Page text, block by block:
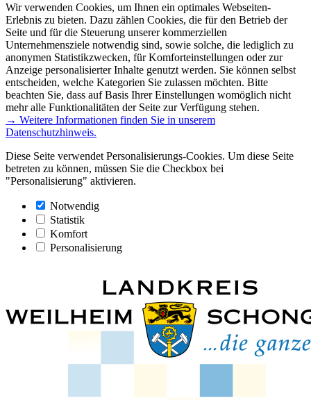
Wir verwenden Cookies, um Ihnen ein optimales Webseiten-
Erlebnis zu bieten. Dazu zählen Cookies, die für den Betrieb der
Seite und für die Steuerung unserer kommerziellen
Unternehmensziele notwendig sind, sowie solche, die lediglich zu
anonymen Statistikzwecken, für Komforteinstellungen oder zur
Anzeige personalisierter Inhalte genutzt werden. Sie können selbst
entscheiden, welche Kategorien Sie zulassen möchten. Bitte
beachten Sie, dass auf Basis Ihrer Einstellungen womöglich nicht
mehr alle Funktionalitäten der Seite zur Verfügung stehen.
→ Weitere Informationen finden Sie in unserem
Datenschutzhinweis.
Diese Seite verwendet Personalisierungs-Cookies. Um diese Seite
betreten zu können, müssen Sie die Checkbox bei
"Personalisierung" aktivieren.
Notwendig
Statistik
Komfort
Personalisierung